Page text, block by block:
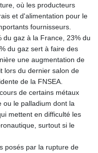
où les producteurs
et d'alimentation pour le
fournisseurs.
du gaz à la France, 23% du
du gaz sert à faire des
une augmentation de
lors du dernier salon de
de la FNSEA.
de certains métaux
ou le palladium dont la
mettent en difficulté les
surtout si le
posés par la rupture de